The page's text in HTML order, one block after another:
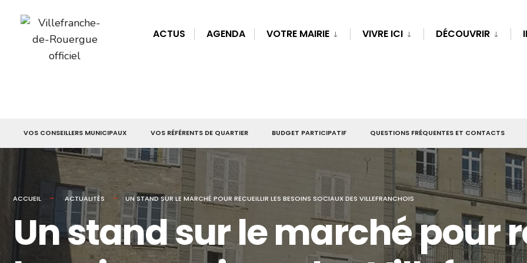
Skip
content
ACTUS AGENDA VOTRE MAIRIE VIVRE ICI DÉCOUVRIR
VOS CONSEILLERS MUNICIPAUX VOS RÉFÉRENTS DE QUARTIER BUDGET PARTICIPATIF QUESTIONS FRÉQUENTES ET CONTACTS
ACCUEIL ACTUALITÉS UN STAND SUR LE MARCHÉ POUR RECUEILLIR LES BESOINS SOCIAUX DES VILLEFRANCHOIS
Un stand sur le marché pour